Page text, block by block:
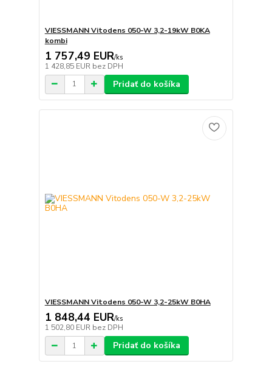
VIESSMANN Vitodens 050-W 3,2-19kW B0KA
kombi
1 757,49 EUR/ks
1 428,85 EUR bez DPH
Pridať do košíka
VIESSMANN Vitodens 050-W 3,2-25kW B0HA
1 848,44 EUR/ks
1 502,80 EUR bez DPH
Pridať do košíka